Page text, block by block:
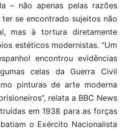
– não apenas pelas razões
se encontrado sujeitos não
mas à tortura diretamente
estéticos modernistas. “Um
encontrou evidências
celas da Guerra Civil
pinturas de arte moderna
relata a BBC News
em 1938 para as forças
o Exército Nacionalista